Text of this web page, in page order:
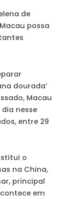
de
possa
dourada’
Macau
nesse
entre 29
o
na China,
principal
em